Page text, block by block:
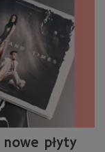
płyty